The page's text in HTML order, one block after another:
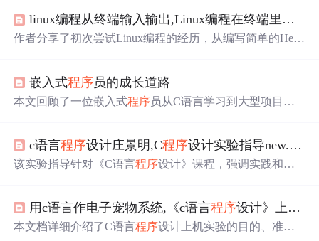
linux编程从终端输入输出,Linux编程在终端里输入命令马上回车
作者分享了初次尝试Linux编程的经历，从编写简单的Hello
到的反向单引号问题最终解决，成功运行了第一个Linux窗
体程序。
嵌入式程序员的成长道路
本文回顾了一位嵌入式程序员从C语言学习到大型项目开
c语言程序设计庄景明,C程序设计实验指导new.doc
该实验指导针对《C语言程序设计》课程，强调实践和调
型识别，如语法错误、逻辑错误和运行错误。实验报告应
包含预习、数据、过程和总结。此外，介绍了程序
调试的
用c语言作电子宠物系统,《c语言程序设计》上机实验指导手册.docx
本文档详细介绍了C语言程序设计上机实验的目的、准备